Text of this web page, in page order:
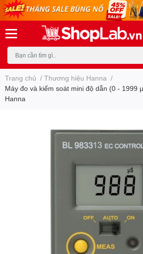
Trang chủ / Thương hiệu Hanna /
Máy đo và kiểm soát mini độ dẫn (0 - 1999
Hanna